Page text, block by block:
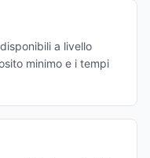
a livello
minimo e i tempi